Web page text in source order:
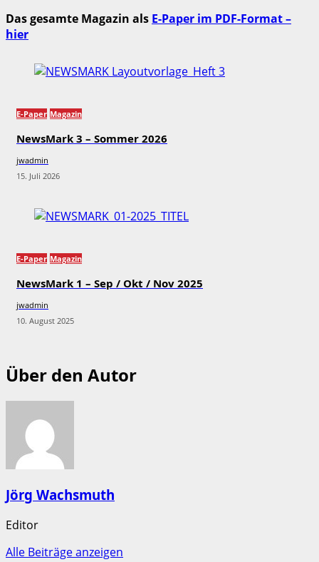
Das gesamte Magazin als E-Paper im PDF-Format –
hier
E-Paper Magazin
NewsMark 3 – Sommer 2026
jwadmin
15. Juli 2026
E-Paper Magazin
NewsMark 1 – Sep / Okt / Nov 2025
jwadmin
10. August 2025
Über den Autor
Jörg Wachsmuth
Editor
Alle Beiträge anzeigen